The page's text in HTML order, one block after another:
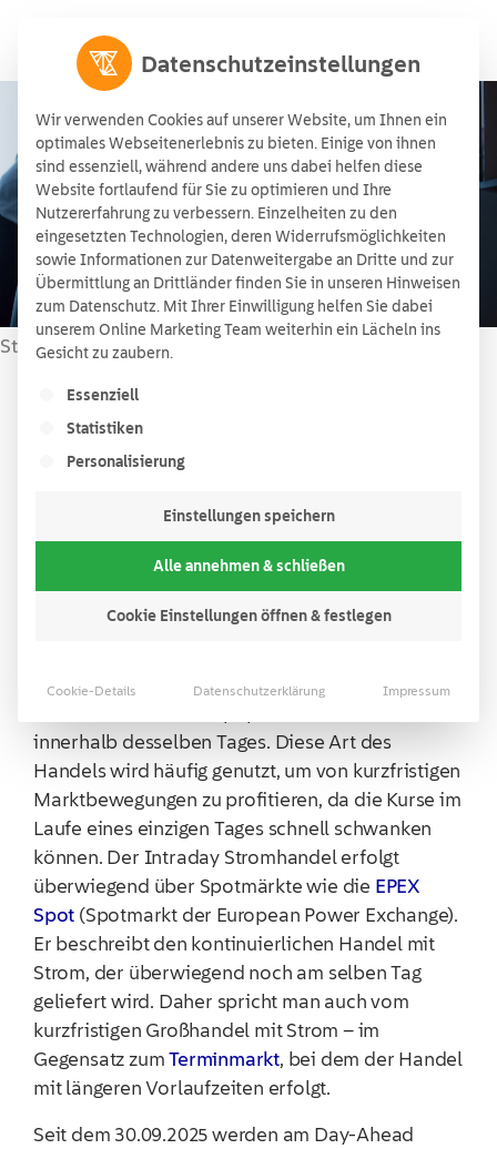
Intraday Handel
01/07/2022Aktualisiert am 29.10.2025
Startseite»Wissen
Lesezeit:
Inhaltsverzeichnis
Was ist Intraday
Handel?
Unter Intraday Handel versteht man den Kauf
innerhalb desselben Tages. Diese Art des
Handels wird häufig genutzt, um von kurzfristigen
Marktbewegungen zu profitieren, da die Kurse im
Laufe eines einzigen Tages schnell schwanken
können. Der Intraday Stromhandel erfolgt
überwiegend über Spotmärkte wie die EPEX
Spot (Spotmarkt der European Power Exchange).
Er beschreibt den kontinuierlichen Handel mit
Strom, der überwiegend noch am selben Tag
geliefert wird. Daher spricht man auch vom
kurzfristigen Großhandel mit Strom – im
Gegensatz zumTerminmarkt, bei dem der Handel
mit längeren Vorlaufzeiten erfolgt.
Seit dem 30.09.2025 werden am Day-Ahead
Datenschutzeinstellungen
Wir verwenden Cookies auf unserer Website, um Ihnen ein
optimales Webseitenerlebnis zu bieten. Einige von ihnen
sind essenziell, während andere uns dabei helfen diese
Website fortlaufend für Sie zu optimieren und Ihre
Nutzererfahrung zu verbessern. Einzelheiten zu den
eingesetzten Technologien, deren Widerrufsmöglichkeiten
sowie Informationen zur Datenweitergabe an Dritte und zur
Übermittlung an Drittländer finden Sie in unseren Hinweisen
zum Datenschutz. Mit Ihrer Einwilligung helfen Sie dabei
unserem Online Marketing Team weiterhin ein Lächeln ins
Gesicht zu zaubern.
Es folgt eine Liste der Service-Gruppen, für die
Essenziell
Statistiken
Personalisierung
Einstellungen speichern
Alle annehmen & schließen
Cookie Einstellungen öffnen & festlegen
Cookie-Details Datenschutzerklärung Impressum